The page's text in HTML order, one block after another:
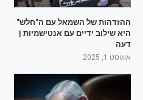
ההזדהות של השמאל עם ה"חלש"
היא שילוב ידיים עם אנטישמיות |
דעה
אוגוסט 1, 2025